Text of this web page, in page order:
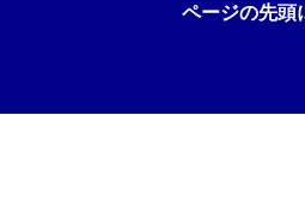
ページの先頭